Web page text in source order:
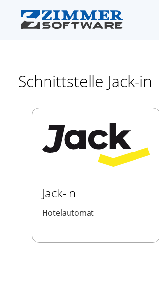
Schnittstelle Jack-in
Jack-in
Hotelautomat